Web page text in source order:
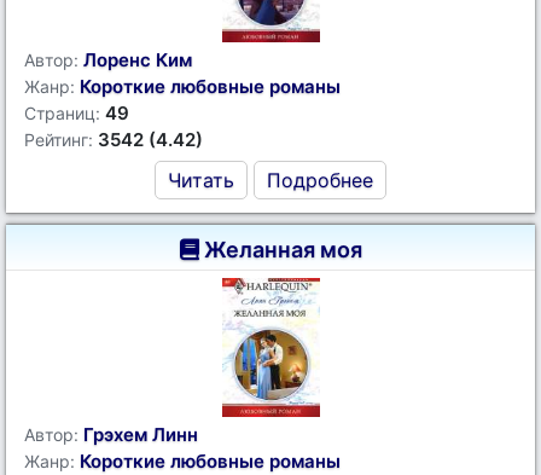
Автор: Лоренс Ким
Жанр: Короткие любовные романы
Страниц: 49
Рейтинг: 3542 (4.42)
Читать Подробнее
Желанная моя
Автор: Грэхем Линн
Жанр: Короткие любовные романы